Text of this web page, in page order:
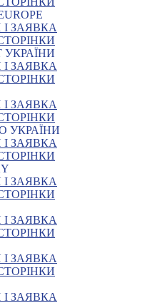
ЗАЯВКА
ЗАЯВКА
ЗАЯВКА
УКРАЇНИ
ЗАЯВКА
ЗАЯВКА
ЗАЯВКА
ЗАЯВКА
ЗАЯВКА